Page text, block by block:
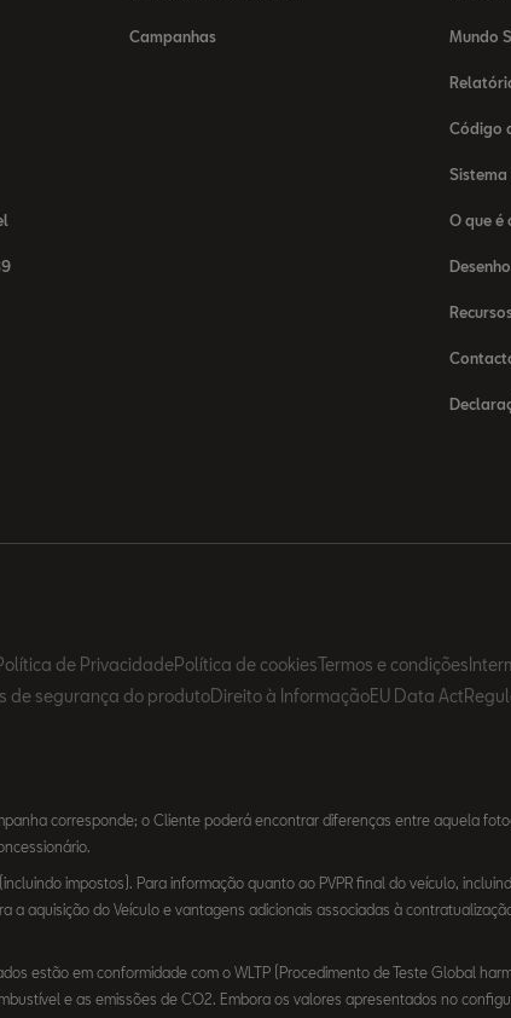
Campanhas Mundo
Código
Sistema
O que é
de PrivacidadePolítica de cookiesTermos e condições
de segurança do produtoDireito à InformaçãoEU Data Act
corresponde; o Cliente poderá encontrar diferenças entre aquela
impostos). Para informação quanto ao PVPR final do veículo,
aquisição do Veículo e vantagens adicionais associadas à
estão em conformidade com o WLTP (Procedimento de Teste Global
e as emissões de CO2. Embora os valores apresentados no